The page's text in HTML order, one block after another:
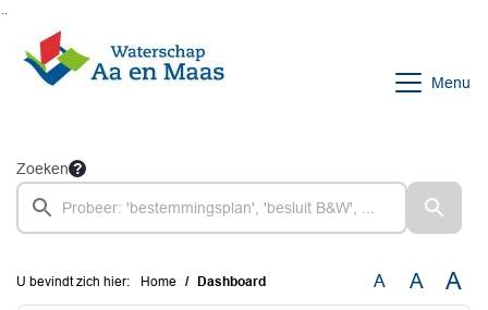
Ga naar de inhoud van deze pagina
Ga naar het zoeken
Ga naar het menu
Menu
Zoeken
U bevindt zich hier: Home Dashboard A A A